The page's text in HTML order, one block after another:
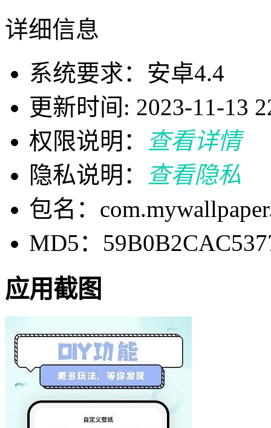
详细信息
系统要求：安卓4.4
更新时间: 2023-11-13
权限说明：
查看详情
隐私说明：
查看隐私
包名：
MD5：
应用截图